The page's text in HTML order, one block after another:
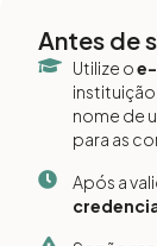
Antes de
Utilize o
instituição
nome de
para as
Após a